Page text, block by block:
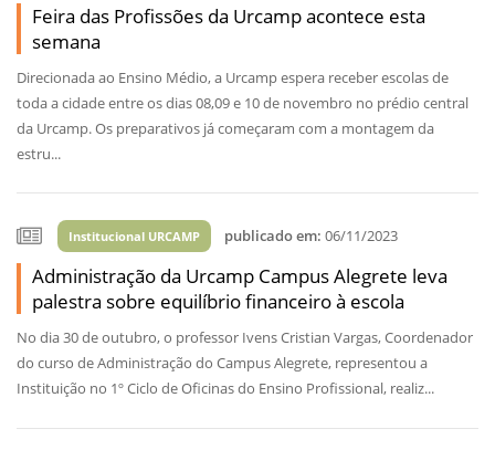
Feira das Profissões da Urcamp acontece esta
semana
Direcionada ao Ensino Médio, a Urcamp espera receber escolas de
toda a cidade entre os dias 08,09 e 10 de novembro no prédio central
da Urcamp. Os preparativos já começaram com a montagem da
estru...
Institucional URCAMP publicado em: 06/11/2023
Administração da Urcamp Campus Alegrete leva
palestra sobre equilíbrio financeiro à escola
No dia 30 de outubro, o professor Ivens Cristian Vargas, Coordenador
do curso de Administração do Campus Alegrete, representou a
Instituição no 1º Ciclo de Oficinas do Ensino Profissional, realiz...